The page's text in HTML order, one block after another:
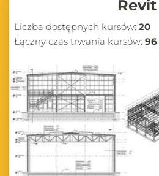
Revit
Liczba dostępnych kursów: 20
Łączny czas trwania kursów: 96